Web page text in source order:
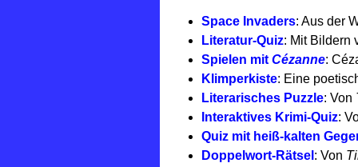
Space Invaders: Aus der
Literatur-Quiz: Mit Bildern
Spielen mit Cézanne:
Klimperkiste: Eine
Literarisches Puzzle: Von
Interaktives Krimi-Quiz:
Quiz mit heiß-kalten
Doppelwort-Rätsel : Von